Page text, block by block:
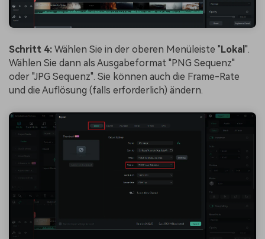
Schritt 4: Wählen Sie in der oberen Menüleiste " Lokal ".
Wählen Sie dann als Ausgabeformat "PNG Sequenz"
oder "JPG Sequenz". Sie können auch die Frame-Rate
und die Auflösung (falls erforderlich) ändern.